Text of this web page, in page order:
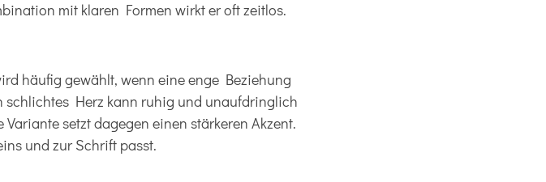
mit klaren Formen wirkt er oft zeitlos.
häufig gewählt, wenn eine enge Beziehung
Herz kann ruhig und unaufdringlich
setzt dagegen einen stärkeren Akzent.
und zur Schrift passt.